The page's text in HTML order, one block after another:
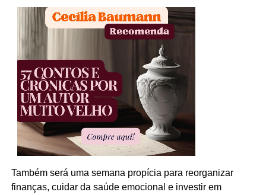
Também será uma semana propícia para reorganizar
finanças, cuidar da saúde emocional e investir em